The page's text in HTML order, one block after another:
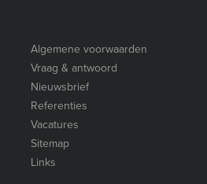
Algemene voorwaarden
Vraag & antwoord
Nieuwsbrief
Referenties
Vacatures
Sitemap
Links